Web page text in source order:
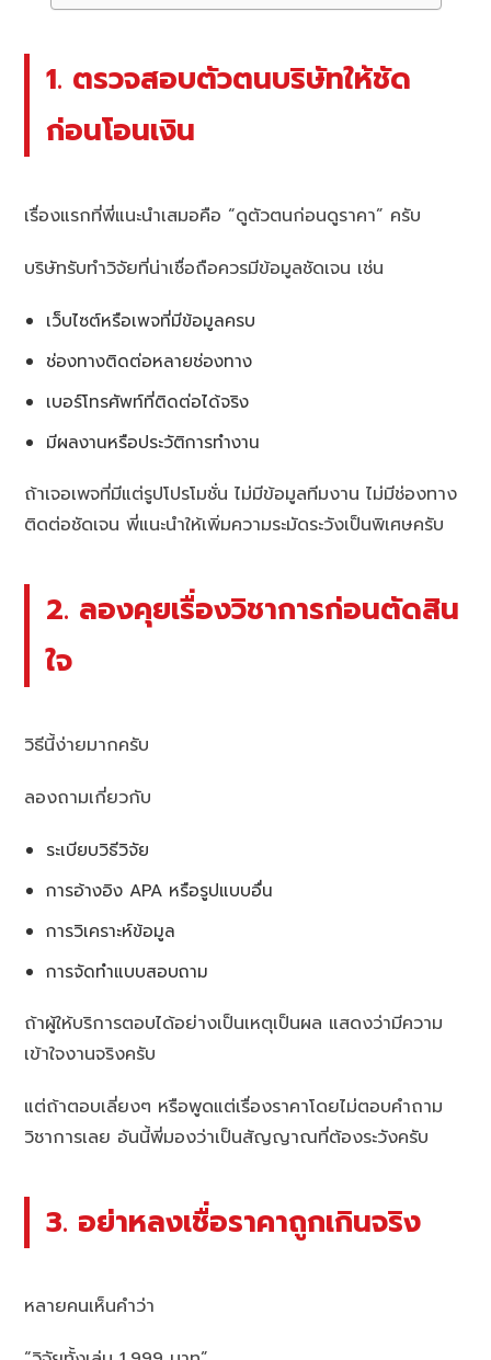
1. ตรวจสอบตัวตนบริษัทให้ชัด
ก่อนโอนเงิน
เรื่องแรกที่พี่แนะนำเสมอคือ “ดูตัวตนก่อนดูราคา” ครับ
บริษัทรับทำวิจัยที่น่าเชื่อถือควรมีข้อมูลชัดเจน เช่น
เว็บไซต์หรือเพจที่มีข้อมูลครบ
ช่องทางติดต่อหลายช่องทาง
เบอร์โทรศัพท์ที่ติดต่อได้จริง
มีผลงานหรือประวัติการทำงาน
ถ้าเจอเพจที่มีแต่รูปโปรโมชั่น ไม่มีข้อมูลทีมงาน ไม่มีช่องทาง
ติดต่อชัดเจน พี่แนะนำให้เพิ่มความระมัดระวังเป็นพิเศษครับ
2. ลองคุยเรื่องวิชาการก่อนตัดสิน
ใจ
วิธีนี้ง่ายมากครับ
ลองถามเกี่ยวกับ
ระเบียบวิธีวิจัย
การอ้างอิง APA หรือรูปแบบอื่น
การวิเคราะห์ข้อมูล
การจัดทำแบบสอบถาม
ถ้าผู้ให้บริการตอบได้อย่างเป็นเหตุเป็นผล แสดงว่ามีความ
เข้าใจงานจริงครับ
แต่ถ้าตอบเลี่ยงๆ หรือพูดแต่เรื่องราคาโดยไม่ตอบคำถาม
วิชาการเลย อันนี้พี่มองว่าเป็นสัญญาณที่ต้องระวังครับ
3. อย่าหลงเชื่อราคาถูกเกินจริง
หลายคนเห็นคำว่า